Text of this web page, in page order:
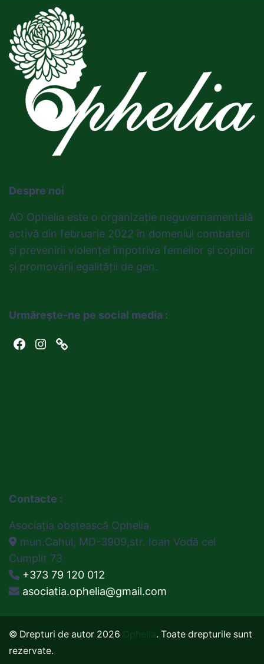
Despre noi
AO Ophelia este o organizație neguvernamentală
activă din februarie 2022 în domeniul combaterii
și prevenirii violenței împotriva femeilor și copiilor
și promovării egalității de gen.
Urmărește-ne pe social media :
Facebook
Instagram
Link
Contacte :
Asociația obștească Ophelia
mun.Cahul, MD-3909,str. Ioan Vodă cel
Cumplit 73
+373 79 120 012
asociatia.ophelia@gmail.com
© Drepturi de autor 2026 Ophelia . Toate drepturile sunt
rezervate.